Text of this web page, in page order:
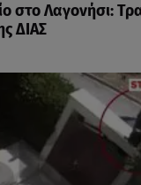
στο Λαγονήσι:
ΔΙΑΣ